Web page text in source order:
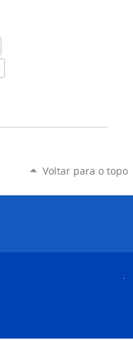
Voltar para o topo